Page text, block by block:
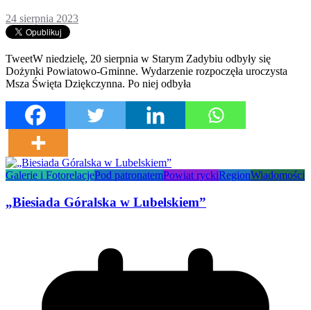
24 sierpnia 2023
TweetW niedzielę, 20 sierpnia w Starym Zadybiu odbyły się
Dożynki Powiatowo-Gminne. Wydarzenie rozpoczęła uroczysta
Msza Święta Dziękczynna. Po niej odbyła
Galerie i FotorelacjePod patronatemPowiat ryckiRegionWiadomości
„Biesiada Góralska w Lubelskiem”